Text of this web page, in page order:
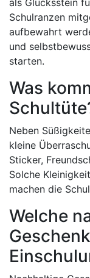
als Glücksstein
Schulranzen
aufbewahrt
und
starten.
Was
Neben
kleine
Sticker,
Solche
machen die
Welche